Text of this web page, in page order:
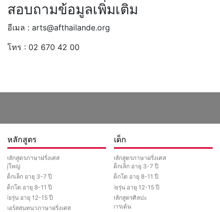
สอบถามข้อมูลเพิ่มเติม
อีเมล : arts@afthailande.org
โทร : 02 670 42 00
หลักสูตร
หลักสูตรภาษาฝรั่งเศส
ผู้ใหญ่
เด็กเล็ก อายุ 3-7 ปี
เด็กโต อายุ 8-11 ปี
วัยรุ่น อายุ 12-15 ปี
คอร์สสนทนาภาษาฝรั่งเศส
เด็ก
หลักสูตรภาษาฝรั่งเศส
เด็กเล็ก อายุ 3-7 ปี
เด็กโต อายุ 8-11 ปี
วัยรุ่น อายุ 12-15 ปี
หลักสูตรศิลปะ
การเต้น